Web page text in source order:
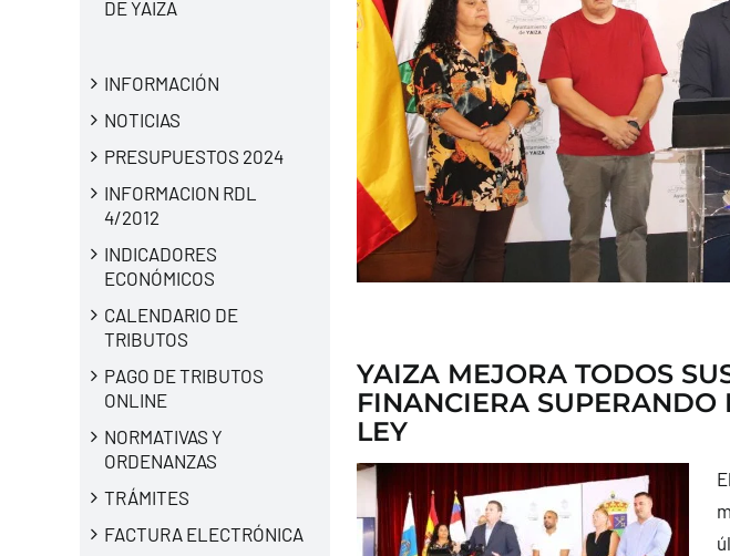
DE YAIZA
INFORMACIÓN
NOTICIAS
PRESUPUESTOS 2024
INFORMACION RDL
4/2012
INDICADORES
ECONÓMICOS
CALENDARIO DE
TRIBUTOS
PAGO DE TRIBUTOS
ONLINE
NORMATIVAS Y
ORDENANZAS
TRÁMITES
FACTURA ELECTRÓNICA
YAIZA MEJORA TODOS
FINANCIERA SUPERANDO
LEY